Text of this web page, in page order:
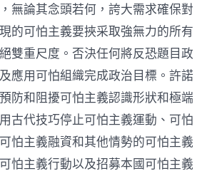
無論其念頭若何，誇大需求確保對
的可怕主義要挾采取強無力的所有
雙重尺度。否決任何將反恐題目政
應用可怕組織完成政治目標。許諾
防和阻擾可怕主義認識形狀和極端
古代技巧停止可怕主義運動、可怕
怕主義融資和其他情勢的可怕主義
怕主義行動以及招募本國可怕主義